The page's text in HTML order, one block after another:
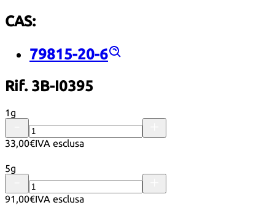
CAS:
79815-20-6
Rif. 3B-I0395
1g
33,00€IVA esclusa
5g
91,00€IVA esclusa